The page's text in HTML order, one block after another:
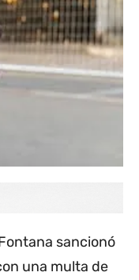
sancionó
una multa de